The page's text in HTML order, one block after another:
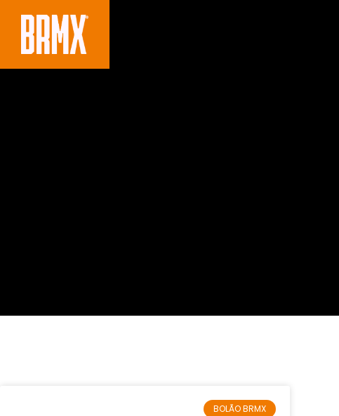
BOLÃO BRMX